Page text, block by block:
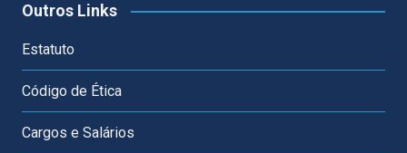
Outros Links
Estatuto
Código de Ética
Cargos e Salários